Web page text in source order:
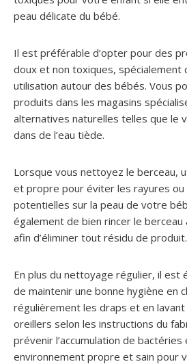
peau délicate du bébé.
Il est préférable d’opter pour des
doux et non toxiques, spécialement
utilisation autour des bébés. Vous
produits dans les magasins
alternatives naturelles telles que le
dans de l’eau tiède.
Lorsque vous nettoyez le berceau,
et propre pour éviter les rayures
potentielles sur la peau de votre
également de bien rincer le
afin d’éliminer tout résidu de produit.
En plus du nettoyage régulier, il est
de maintenir une bonne hygiène en
régulièrement les draps et en
oreillers selon les instructions du
prévenir l’accumulation de bactéries
environnement propre et sain pour